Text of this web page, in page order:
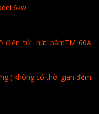
6kw.
điện tử nút bấmTM 60A
( không có thời gian đếm